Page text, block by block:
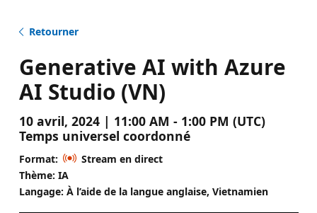
Retourner
Generative AI with Azure
AI Studio (VN)
10 avril, 2024 | 11:00 AM - 1:00 PM (UTC)
Temps universel coordonné
Format:
Stream en direct
Thème: IA
Langage: À l’aide de la langue anglaise, Vietnamien